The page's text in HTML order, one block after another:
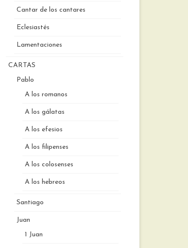
Cantar de los cantares
Eclesiastés
Lamentaciones
CARTAS
Pablo
A los romanos
A los gálatas
A los efesios
A los filipenses
A los colosenses
A los hebreos
Santiago
Juan
1 Juan